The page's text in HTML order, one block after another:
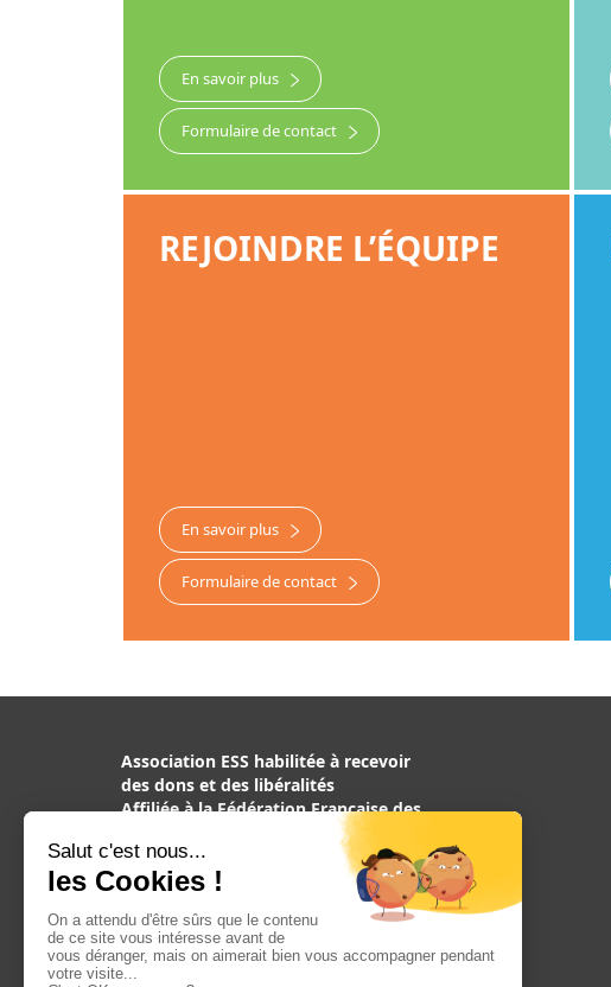
En savoir plus
Formulaire de contact
REJOINDRE L’ÉQUIPE
En savoir plus
Formulaire de contact
Association ESS habilitée à recevoir
des dons et des libéralités
Affiliée à la Fédération Française des
Associations de Chiens guides
d’aveugles, reconnue d’utilité
publique